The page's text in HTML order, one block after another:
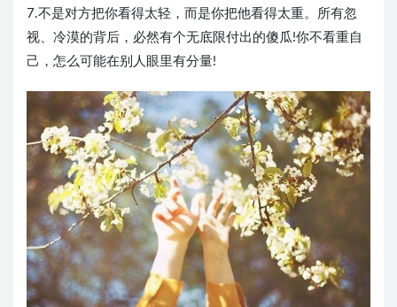
7.不是对方把你看得太轻，而是你把他看得太重。所有忽
视、冷漠的背后，必然有个无底限付出的傻瓜!你不看重自
己，怎么可能在别人眼里有分量!